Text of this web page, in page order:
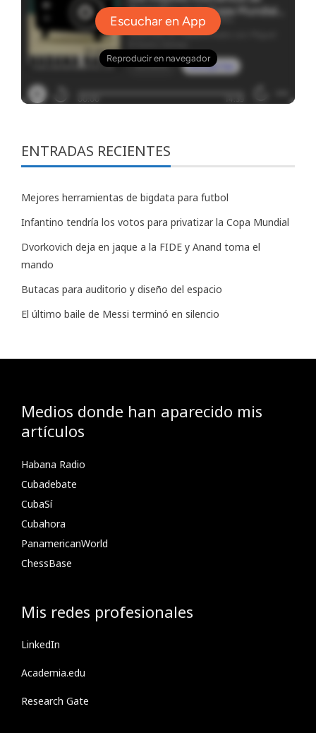
ENTRADAS RECIENTES
Mejores herramientas de bigdata para futbol
Infantino tendría los votos para privatizar la Copa Mundial
Dvorkovich deja en jaque a la FIDE y Anand toma el
mando
Butacas para auditorio y diseño del espacio
El último baile de Messi terminó en silencio
Medios donde han aparecido mis
artículos
Habana Radio
Cubadebate
CubaSí
Cubahora
PanamericanWorld
ChessBase
Mis redes profesionales
LinkedIn
Academia.edu
Research Gate